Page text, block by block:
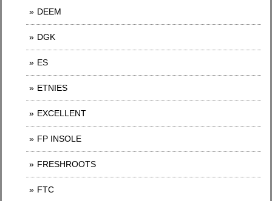
DEEM
DGK
ES
ETNIES
EXCELLENT
FP INSOLE
FRESHROOTS
FTC